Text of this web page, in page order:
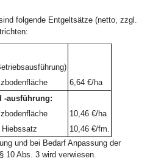
folgende Entgeltsätze (netto, zzgl.
6,64 €/ha
-ausführung:
10,46 €/ha
10,46 €/fm.
und bei Bedarf Anpassung der
10 Abs. 3 wird verwiesen.